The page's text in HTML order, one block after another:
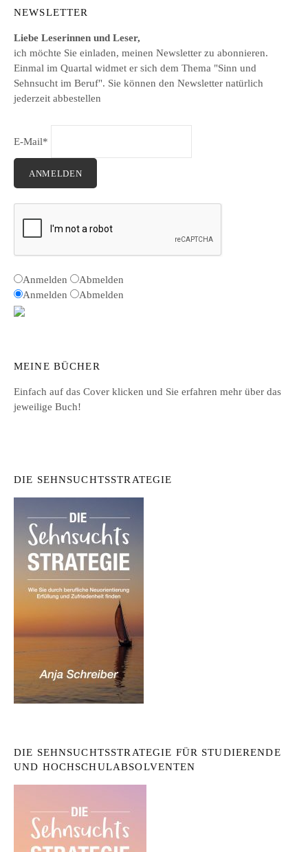
NEWSLETTER
Liebe Leserinnen und Leser,
ich möchte Sie einladen, meinen Newsletter zu abonnieren.
Einmal im Quartal widmet er sich dem Thema "Sinn und
Sehnsucht im Beruf". Sie können den Newsletter natürlich
jederzeit abbestellen
E-Mail*
ANMELDEN
Anmelden
Abmelden
Anmelden
Abmelden
MEINE BÜCHER
Einfach auf das Cover klicken und Sie erfahren mehr über das
jeweilige Buch!
DIE SEHNSUCHTSSTRATEGIE
DIE SEHNSUCHTSSTRATEGIE FÜR STUDIERENDE
UND HOCHSCHULABSOLVENTEN